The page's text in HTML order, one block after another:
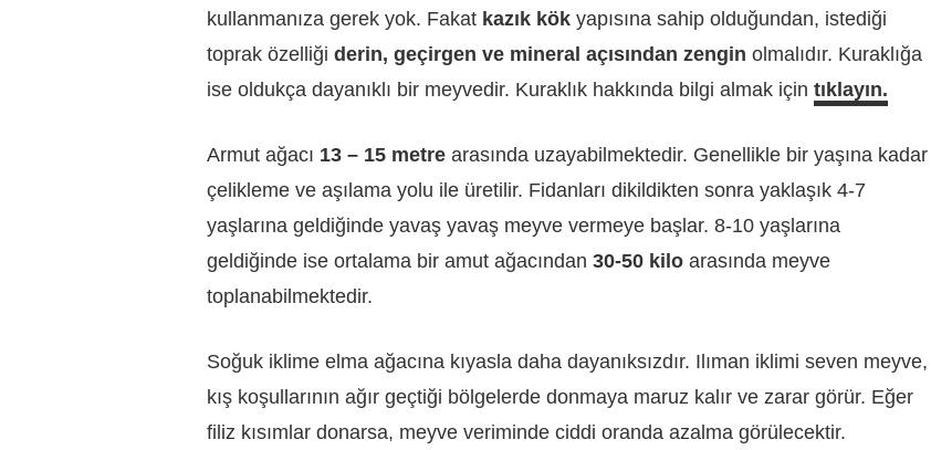
kullanmanıza gerek yok. Fakat kazık kök yapısına sahip olduğundan, istediği
toprak özelliği derin, geçirgen ve mineral açısından zengin olmalıdır. Kuraklığa
ise oldukça dayanıklı bir meyvedir. Kuraklık hakkında bilgi almak için tıklayın.
Armut ağacı 13 – 15 metre arasında uzayabilmektedir. Genellikle bir yaşına kadar
çelikleme ve aşılama yolu ile üretilir. Fidanları dikildikten sonra yaklaşık 4-7
yaşlarına geldiğinde yavaş yavaş meyve vermeye başlar. 8-10 yaşlarına
geldiğinde ise ortalama bir amut ağacından 30-50 kilo arasında meyve
toplanabilmektedir.
Soğuk iklime elma ağacına kıyasla daha dayanıksızdır. Ilıman iklimi seven meyve,
kış koşullarının ağır geçtiği bölgelerde donmaya maruz kalır ve zarar görür. Eğer
filiz kısımlar donarsa, meyve veriminde ciddi oranda azalma görülecektir.